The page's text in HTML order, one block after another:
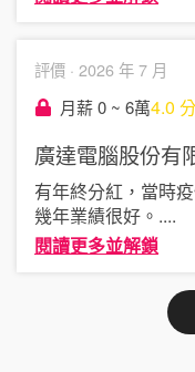
評價 · 2026 年 7 月
月薪 0 ~ 6萬4.0
廣達電腦股份有
有年終分紅，當時
幾年業績很好。 ....
閱讀更多並解鎖